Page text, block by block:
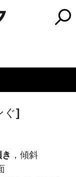
ぐ]
，傾斜